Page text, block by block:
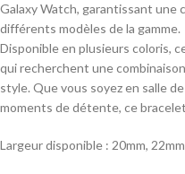
Galaxy Watch, garantissant une
différents modèles de la gamme.
Disponible en plusieurs coloris,
qui recherchent une
style. Que vous soyez en salle
moments de détente, ce
Largeur disponible : 20mm, 22mm